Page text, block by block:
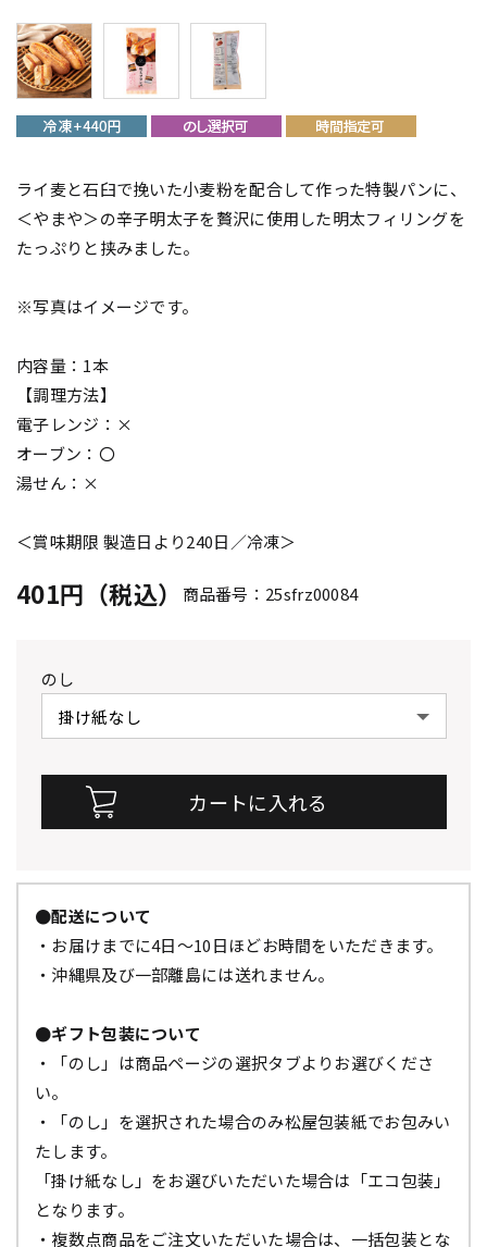
ライ麦と石臼で挽いた小麦粉を配合して作った特製パンに、
＜やまや＞の辛子明太子を贅沢に使用した明太フィリングを
たっぷりと挟みました。
※写真はイメージです。
内容量：1本
【調理方法】
電子レンジ：×
オーブン：〇
湯せん：×
＜賞味期限 製造日より240日／冷凍＞
401円（税込） 商品番号：25sfrz00084
のし
●配送について
・お届けまでに4日～10日ほどお時間をいただきます。
・沖縄県及び一部離島には送れません。
●ギフト包装について
・「のし」は商品ページの選択タブよりお選びくださ
い。
・「のし」を選択された場合のみ松屋包装紙でお包みい
たします。
「掛け紙なし」をお選びいただいた場合は「エコ包装」
となります。
・複数点商品をご注文いただいた場合は、一括包装とな